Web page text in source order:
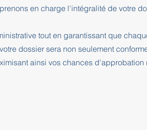
en charge l'intégralité de votre
tout en garantissant que
dossier sera non seulement
ainsi vos chances d'approbation